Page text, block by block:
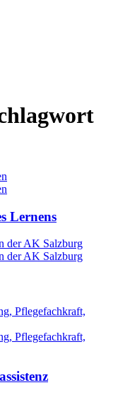
Lernens